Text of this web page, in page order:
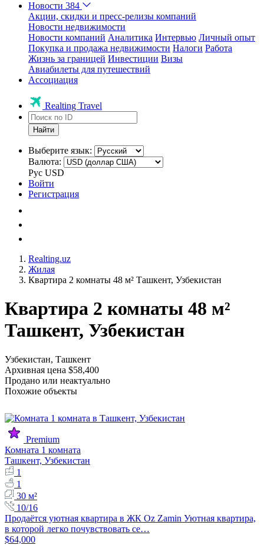
Новости 384
Акции, скидки и пресс-релизы компаний
Новости недвижимости
Новости компаний Аналитика Интервью Личный опыт
Покупка и продажа недвижимости Налоги Работа
Жизнь за границей Инвестиции Визы
Авиабилеты для путешествий
Ассоциация
Realting Travel
Найти
Выберите язык:
Валюта:
Рус USD
Войти
Регистрация
Realting.uz
Жилая
Квартира 2 комнаты 48 м² Ташкент, Узбекистан
Квартира 2 комнаты 48 м²
Ташкент, Узбекистан
Узбекистан, Ташкент
Архивная цена $58,400
Продано или неактуально
Похожие объекты
Premium
Комната 1 комната
Ташкент, Узбекистан
1
1
30 м²
10/16
Продаётся уютная квартира в ЖК Oz Zamin Уютная квартира,
в которой легко почувствовать се…
$64,000